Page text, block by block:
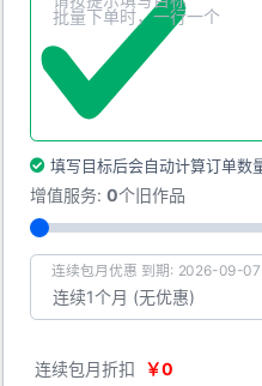
填写目标后会自动计算订单数
增值服务: 0个旧作品
连续包月优惠 到期: 2026-09-07
连续包月折扣
￥0